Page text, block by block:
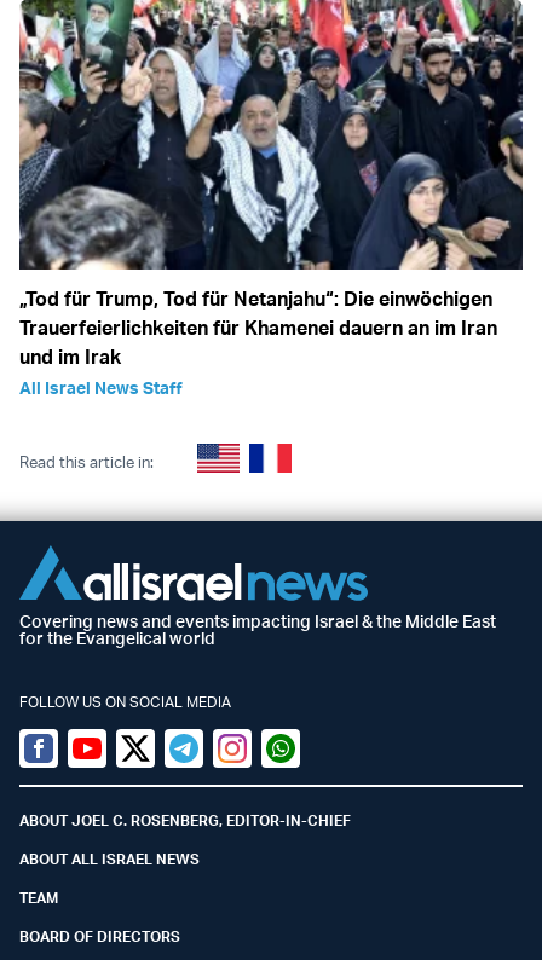
„Tod für Trump, Tod für Netanjahu“: Die einwöchigen
Trauerfeierlichkeiten für Khamenei dauern an im Iran
und im Irak
All Israel News Staff
Read this article in:
Covering news and events impacting Israel & the Middle East
for the Evangelical world
FOLLOW US ON SOCIAL MEDIA
Facebook
YoutubeTwitter (X)
TelegramInstagramWhatsapp
ABOUT JOEL C. ROSENBERG, EDITOR-IN-CHIEF
ABOUT ALL ISRAEL NEWS
TEAM
BOARD OF DIRECTORS